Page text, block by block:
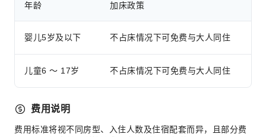
24小时前台
烟雾报警器
无障碍设施服务
年龄 加床政策
婴儿5岁及以下 不占床情况下可免费与大人同住
儿童6 ～ 17岁 不占床情况下可免费与大人同住
费用说明
费用标准将视不同房型、入住人数及住宿配套而异，且部分费